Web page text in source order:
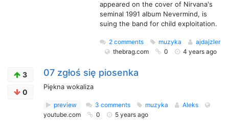
appeared on the cover of Nirvana's
seminal 1991 album Nevermind, is
suing the band for child exploitation.
2 comments muzyka
ajdajzler
thebrag.com
0 4 years ago
3
0
07 zgłoś się piosenka
Piękna wokaliza
preview 3 comments muzyka
Aleks
youtube.com
0 5 years ago